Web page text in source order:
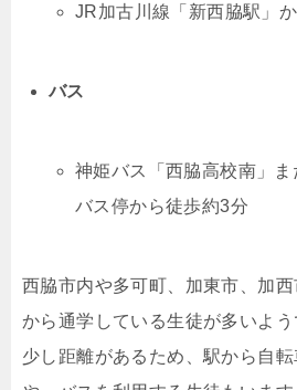
JR加古川線「新西脇駅」
バス
神姫バス「西脇高校南」ま
バス停から徒歩約3分
西脇市内や多可町、加東市、加
から通学している生徒が多いよ
少し距離があるため、駅から自